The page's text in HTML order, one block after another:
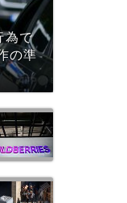
為で
の準